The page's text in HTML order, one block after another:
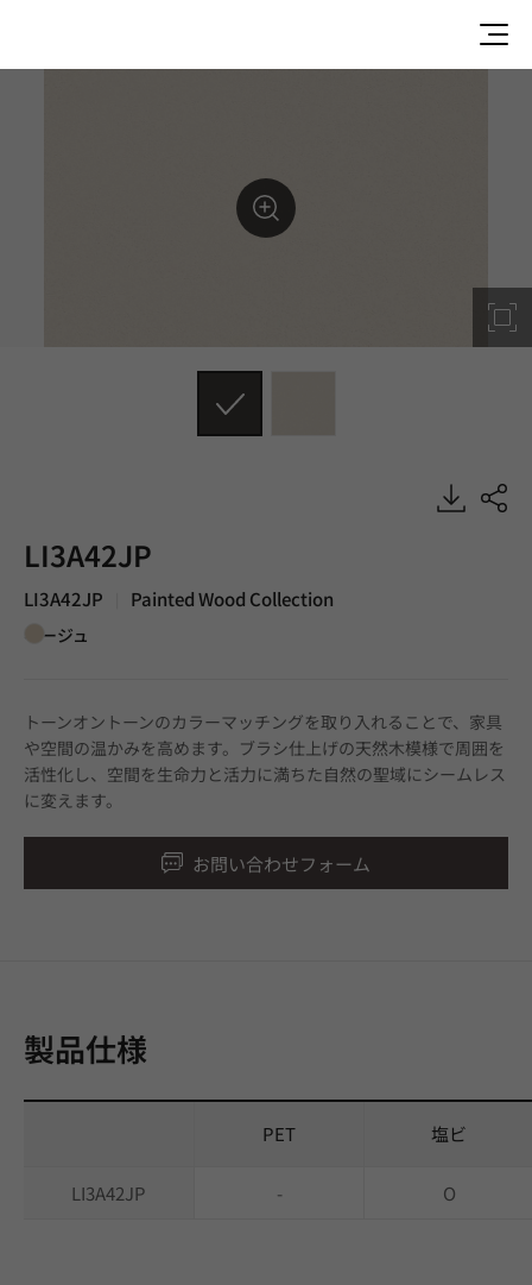
LI3A42JP
LI3A42JP Painted Wood Collection
ベージュ
トーンオントーンのカラーマッチングを取り入れることで、家具
や空間の温かみを高めます。ブラシ仕上げの天然木模様で周囲を
活性化し、空間を生命力と活力に満ちた自然の聖域にシームレス
に変えます。
お問い合わせフォーム
製品仕様
PET 塩ビ
LI3A42JP - O